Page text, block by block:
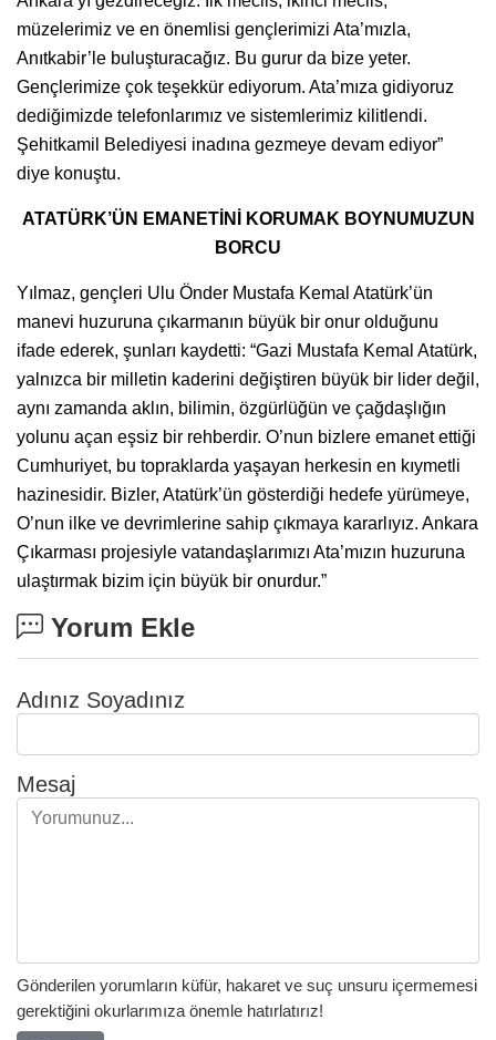
müzelerimiz ve en önemlisi gençlerimizi Ata’mızla,
Anıtkabir’le buluşturacağız. Bu gurur da bize yeter.
Gençlerimize çok teşekkür ediyorum. Ata’mıza gidiyoruz
dediğimizde telefonlarımız ve sistemlerimiz kilitlendi.
Şehitkamil Belediyesi inadına gezmeye devam ediyor”
diye konuştu.
ATATÜRK’ÜN EMANETİNİ KORUMAK BOYNUMUZUN
BORCU
Yılmaz, gençleri Ulu Önder Mustafa Kemal Atatürk’ün
manevi huzuruna çıkarmanın büyük bir onur olduğunu
ifade ederek, şunları kaydetti: “Gazi Mustafa Kemal Atatürk,
yalnızca bir milletin kaderini değiştiren büyük bir lider değil,
aynı zamanda aklın, bilimin, özgürlüğün ve çağdaşlığın
yolunu açan eşsiz bir rehberdir. O’nun bizlere emanet ettiği
Cumhuriyet, bu topraklarda yaşayan herkesin en kıymetli
hazinesidir. Bizler, Atatürk’ün gösterdiği hedefe yürümeye,
O’nun ilke ve devrimlerine sahip çıkmaya kararlıyız. Ankara
Çıkarması projesiyle vatandaşlarımızı Ata’mızın huzuruna
ulaştırmak bizim için büyük bir onurdur.”
Yorum Ekle
Adınız Soyadınız
Mesaj
Gönderilen yorumların küfür, hakaret ve suç unsuru içermemesi
gerektiğini okurlarımıza önemle hatırlatırız!